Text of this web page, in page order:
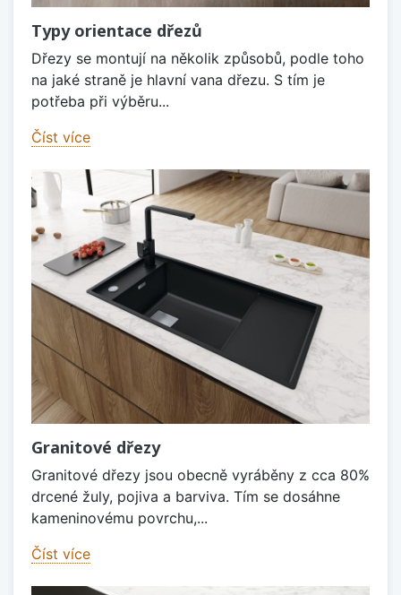
Typy orientace dřezů
Dřezy se montují na několik způsobů, podle toho
na jaké straně je hlavní vana dřezu. S tím je
potřeba při výběru...
Číst více
Granitové dřezy
Granitové dřezy jsou obecně vyráběny z cca 80%
drcené žuly, pojiva a barviva. Tím se dosáhne
kameninovému povrchu,...
Číst více